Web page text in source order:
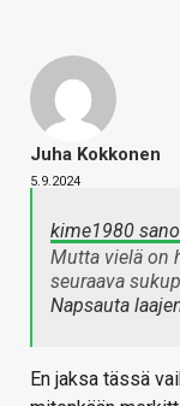
Juha Kokkonen
5.9.2024
kime1980
Mutta vielä on
seuraava
Napsauta
En jaksa tässä